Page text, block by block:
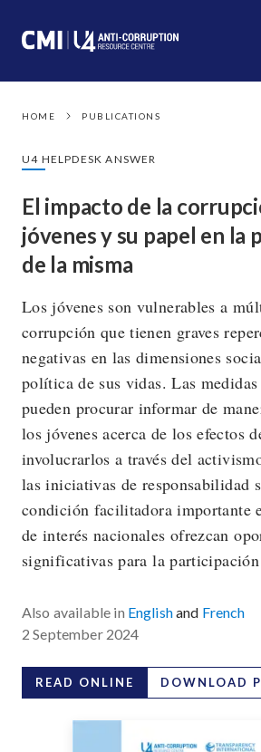
HOME PUBLICATIONS
U4 HELPDESK ANSWER
El impacto de la
jóvenes y su papel en la
de la misma
Los jóvenes son vulnerables a
corrupción que tienen graves
negativas en las dimensiones
política de sus vidas. Las
pueden procurar informar de
los jóvenes acerca de los efectos
involucrarlos a través del
las iniciativas de responsabilidad
condición facilitadora importante
de interés nacionales ofrezcan
significativas para la
Also available in Englishand French
2 September 2024
READ ONLINE DOWNLOAD